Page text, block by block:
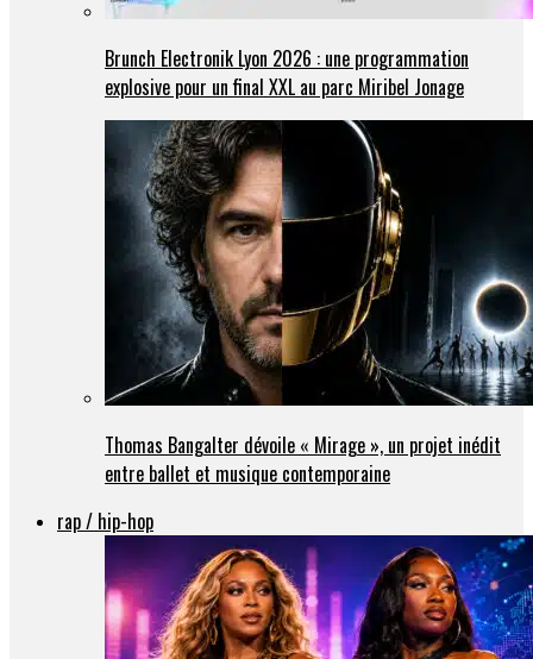
Brunch Electronik Lyon 2026 : une programmation
explosive pour un final XXL au parc Miribel Jonage
Thomas Bangalter dévoile « Mirage », un projet inédit
entre ballet et musique contemporaine
rap / hip-hop